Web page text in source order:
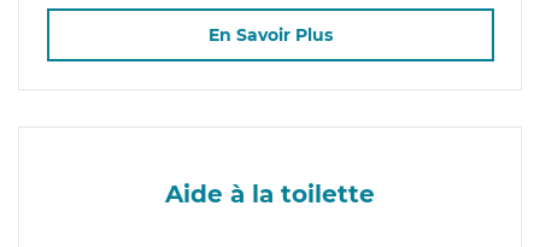
En Savoir Plus
Aide à la toilette